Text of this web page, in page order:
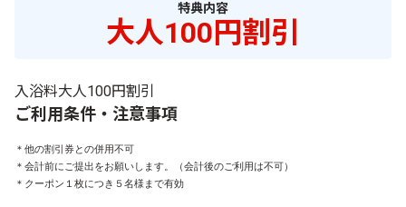
特典内容
大人100円割引
入浴料大人100円割引
ご利用条件・注意事項
＊他の割引券との併用不可
＊会計前にご提出をお願いします。（会計後のご利用は不可）
＊クーポン１枚につき５名様まで有効